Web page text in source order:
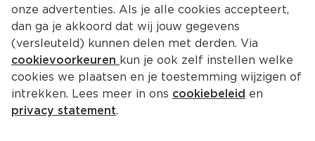
678 producten
Filter Meest gewild
onze advertenties. Als je alle cookies accepteert,
dan ga je akkoord dat wij jouw gegevens
(versleuteld) kunnen delen met derden. Via
cookievoorkeuren kun je ook zelf instellen welke
cookies we plaatsen en je toestemming wijzigen of
intrekken. Lees meer in ons cookiebeleid en
privacy statement.